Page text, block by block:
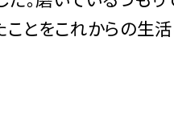
ことをこれからの生